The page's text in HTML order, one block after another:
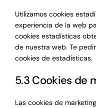
Utilizamos cookies
experiencia de la web
cookies estadísticas
de nuestra web. Te
cookies de estadísticas.
5.3 Cookies de
Las cookies de